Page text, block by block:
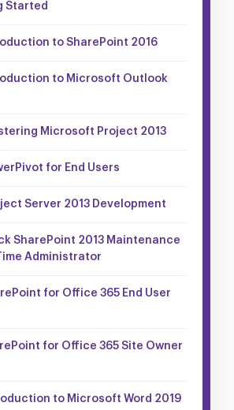
Started
to SharePoint 2016
to Microsoft Outlook
Microsoft Project 2013
for End Users
Server 2013 Development
SharePoint 2013 Maintenance
Administrator
for Office 365 End User
for Office 365 Site Owner
to Microsoft Word 2019